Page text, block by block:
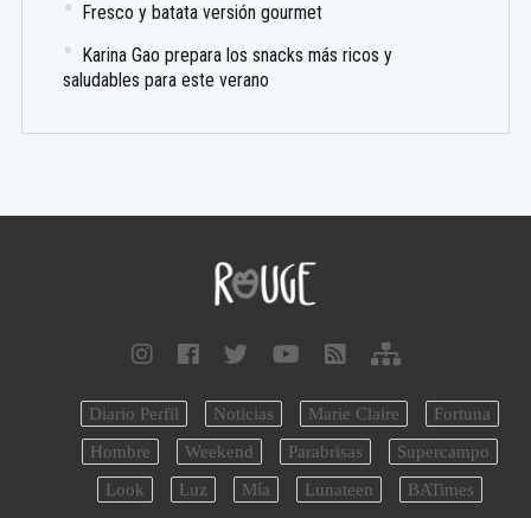
Fresco y batata versión gourmet
Karina Gao prepara los snacks más ricos y
saludables para este verano
Diario Perfil Noticias Marie Claire
Fortuna
Hombre
Weekend Parabrisas
Supercampo
Look
Luz Mía Lunateen BATimes